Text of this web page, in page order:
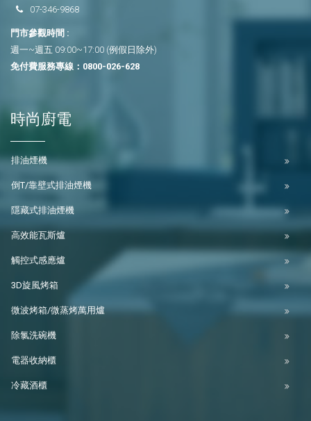
07-346-9868
門市參觀時間 :
週一~週五 09:00~17:00 (例假日除外)
免付費服務專線： 0800-026-628
時尚廚電
排油煙機
倒T/靠壁式排油煙機
隱藏式排油煙機
高效能瓦斯爐
觸控式感應爐
3D旋風烤箱
微波烤箱/微蒸烤萬用爐
除氯洗碗機
電器收納櫃
冷藏酒櫃